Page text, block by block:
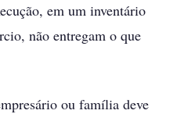
em um inventário
não entregam o que
ou família deve